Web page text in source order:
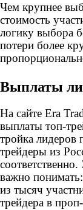
Чем крупнее
стоимость
логику выбора
потери более
Выплаты
На сайте Era
выплаты топ-
тройка
трейдеры из
важно
из тысяч
трейдера в